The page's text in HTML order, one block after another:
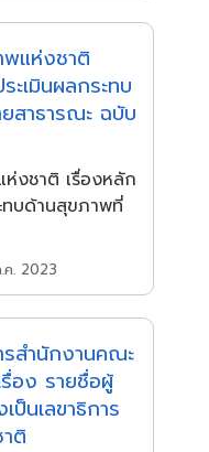
พแห่งชาติ
ะเมินผลกระทบ
สาธารณะ ฉบับ
งชาติ เรื่องหลัก
ทบด้านสุขภาพที่
ค. 2023
สำนักงานคณะ
อง รายชื่อผู้
ป็นเลขาธิการ
ติ